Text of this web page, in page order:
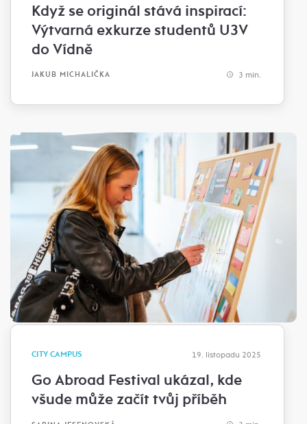
Když se originál stává inspirací:
Výtvarná exkurze studentů U3V
do Vídně
JAKUB MICHALIČKA 3 min.
CITY CAMPUS 19. listopadu 2025
Go Abroad Festival ukázal, kde
všude může začít tvůj příběh